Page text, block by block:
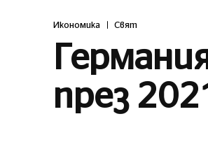
Икономика Свят
през